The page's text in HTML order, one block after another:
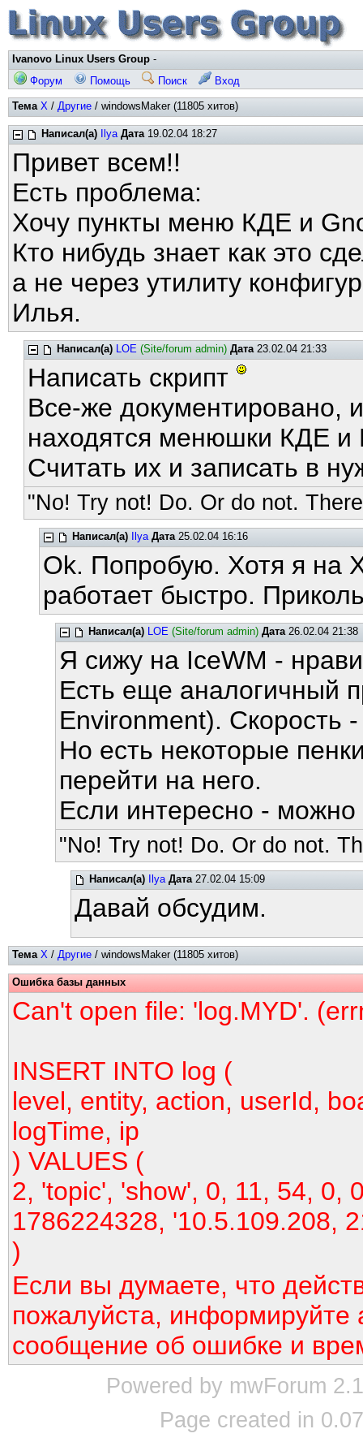
Ivanovo Linux Users Group -
Форум
Помощь Поиск Вход
Тема X / Другие / windowsMaker (11805 хитов)
Написал(а) Ilya Дата19.02.04 18:27
Привет всем!!
Есть проблема:
Хочу пункты меню КДЕ и
Кто нибудь знает как это
а не через утилиту
Илья.
Написал(а) LOE (Site/forum admin) Дата23.02.04 21:33
Написать скрипт
Все-же документировано,
находятся менюшки КДЕ и
Считать их и записать в
"No! Try not! Do. Or do not.
Написал(а) Ilya Дата25.02.04 16:16
Ok. Попробую. Хотя я на
работает быстро.
Написал(а) LOE (Site/forum admin) Дата26.02.04 21:38
Я сижу на IceWM -
Есть еще аналогичный
Environment). Скорость -
Но есть некоторые
перейти на него.
Если интересно - можно
"No! Try not! Do. Or do not.
Написал(а) Ilya Дата27.02.04 15:09
Давай обсудим.
Тема X / Другие / windowsMaker (11805 хитов)
Ошибка базы данных
Can't open file: 'log.MYD'.
INSERT INTO log (
level, entity, action, userId,
logTime, ip
) VALUES (
2, 'topic', 'show', 0, 11, 54, 0,
1786224328, '10.5.109.208,
)
Если вы думаете, что
пожалуйста, информируйте
сообщение об ошибке и
Powered by mwForum
Page created in